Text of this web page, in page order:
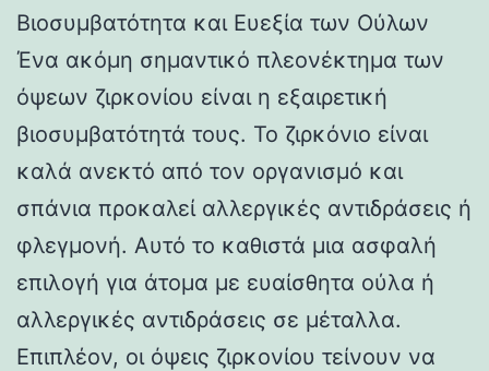
Βιοσυμβατότητα και Ευεξία των Ούλων
Ένα ακόμη σημαντικό πλεονέκτημα των
όψεων ζιρκονίου είναι η εξαιρετική
βιοσυμβατότητά τους. Το ζιρκόνιο είναι
καλά ανεκτό από τον οργανισμό και
σπάνια προκαλεί αλλεργικές αντιδράσεις ή
φλεγμονή. Αυτό το καθιστά μια ασφαλή
επιλογή για άτομα με ευαίσθητα ούλα ή
αλλεργικές αντιδράσεις σε μέταλλα.
Επιπλέον, οι όψεις ζιρκονίου τείνουν να